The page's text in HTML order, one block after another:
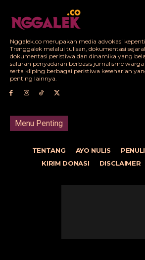
Nggalek.co merupakan media advokasi
Trenggalek melalui tulisan, dokumentasi
dokumentasi peristiwa dan dinamika yang
saluran penyadaran berbasis jurnalisme
serta kliping berbagai peristiwa keseharian
penting lainnya.
Menu Penting
TENTANG AYO NULIS
KIRIM DONASI
DISCLAIMER